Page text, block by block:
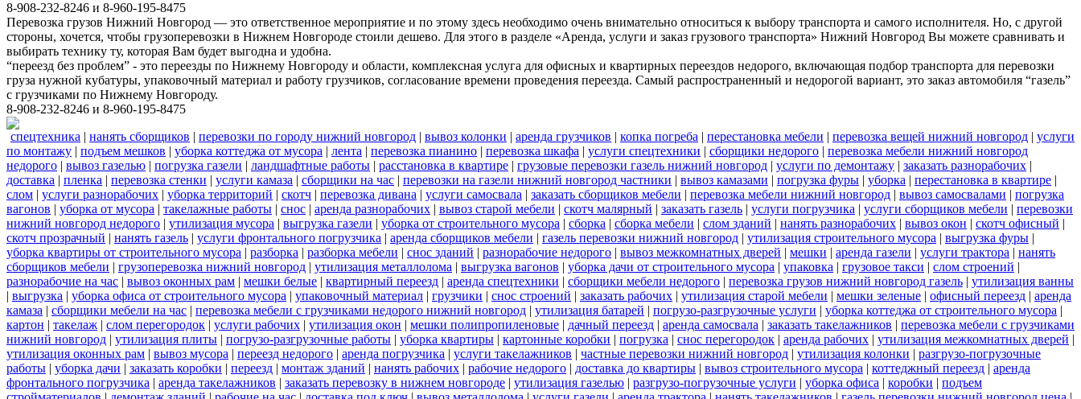
8-908-232-8246 и 8-960-195-8475
Перевозка грузов Нижний Новгород — это ответственное мероприятие и по этому здесь необходимо очень внимательно относиться к выбору транспорта и самого исполнителя. Но, с другой
стороны, хочется, чтобы грузоперевозки в Нижнем Новгороде стоили дешево. Для этого в разделе «Аренда, услуги и заказ грузового транспорта» Нижний Новгород Вы можете сравнивать и
выбирать технику ту, которая Вам будет выгодна и удобна.
“переезд без проблем” - это переезды по Нижнему Новгороду и области, комплексная услуга для офисных и квартирных переездов недорого, включающая подбор транспорта для перевозки
груза нужной кубатуры, упаковочный материал и работу грузчиков, согласование времени проведения переезда. Самый распространенный и недорогой вариант, это заказ автомобиля “газель”
с грузчиками по Нижнему Новгороду.
8-908-232-8246 и 8-960-195-8475
спецтехника | нанять сборщиков | перевозки по городу нижний новгород | вывоз колонки | аренда грузчиков | копка погреба | перестановка мебели | перевозка вещей нижний новгород | услуги
по монтажу | подъем мешков | уборка коттеджа от мусора | лента | перевозка пианино | перевозка шкафа | услуги спецтехники | сборщики недорого | перевозка мебели нижний новгород
недорого | вывоз газелью | погрузка газели | ландшафтные работы | расстановка в квартире | грузовые перевозки газель нижний новгород | услуги по демонтажу | заказать разнорабочих |
доставка | пленка | перевозка стенки | услуги камаза | сборщики на час | перевозки на газели нижний новгород частники | вывоз камазами | погрузка фуры | уборка | перестановка в квартире |
слом | услуги разнорабочих | уборка территорий | скотч | перевозка дивана | услуги самосвала | заказать сборщиков мебели | перевозка мебели нижний новгород | вывоз самосвалами | погрузка
вагонов | уборка от мусора | такелажные работы | снос | аренда разнорабочих | вывоз старой мебели | скотч малярный | заказать газель | услуги погрузчика | услуги сборщиков мебели | перевозки
нижний новгород недорого | утилизация мусора | выгрузка газели | уборка от строительного мусора | сборка | сборка мебели | слом зданий | нанять разнорабочих | вывоз окон | скотч офисный |
скотч прозрачный | нанять газель | услуги фронтального погрузчика | аренда сборщиков мебели | газель перевозки нижний новгород | утилизация строительного мусора | выгрузка фуры |
уборка квартиры от строительного мусора | разборка | разборка мебели | снос зданий | разнорабочие недорого | вывоз межкомнатных дверей | мешки | аренда газели | услуги трактора | нанять
сборщиков мебели | грузоперевозка нижний новгород | утилизация металлолома | выгрузка вагонов | уборка дачи от строительного мусора | упаковка | грузовое такси | слом строений |
разнорабочие на час | вывоз оконных рам | мешки белые | квартирный переезд | аренда спецтехники | сборщики мебели недорого | перевозка грузов нижний новгород газель | утилизация ванны
| выгрузка | уборка офиса от строительного мусора | упаковочный материал | грузчики | снос строений | заказать рабочих | утилизация старой мебели | мешки зеленые | офисный переезд | аренда
камаза | сборщики мебели на час | перевозка мебели с грузчиками недорого нижний новгород | утилизация батарей | погрузо-разгрузочные услуги | уборка коттеджа от строительного мусора |
картон | такелаж | слом перегородок | услуги рабочих | утилизация окон | мешки полипропиленовые | дачный переезд | аренда самосвала | заказать такелажников | перевозка мебели с грузчиками
нижний новгород | утилизация плиты | погрузо-разгрузочные работы | уборка квартиры | картонные коробки | погрузка | снос перегородок | аренда рабочих | утилизация межкомнатных дверей |
утилизация оконных рам | вывоз мусора | переезд недорого | аренда погрузчика | услуги такелажников | частные перевозки нижний новгород | утилизация колонки | разгрузо-погрузочные
работы | уборка дачи | заказать коробки | переезд | монтаж зданий | нанять рабочих | рабочие недорого | доставка до квартиры | вывоз строительного мусора | коттеджный переезд | аренда
фронтального погрузчика | аренда такелажников | заказать перевозку в нижнем новгороде | утилизация газелью | разгрузо-погрузочные услуги | уборка офиса | коробки | подъем